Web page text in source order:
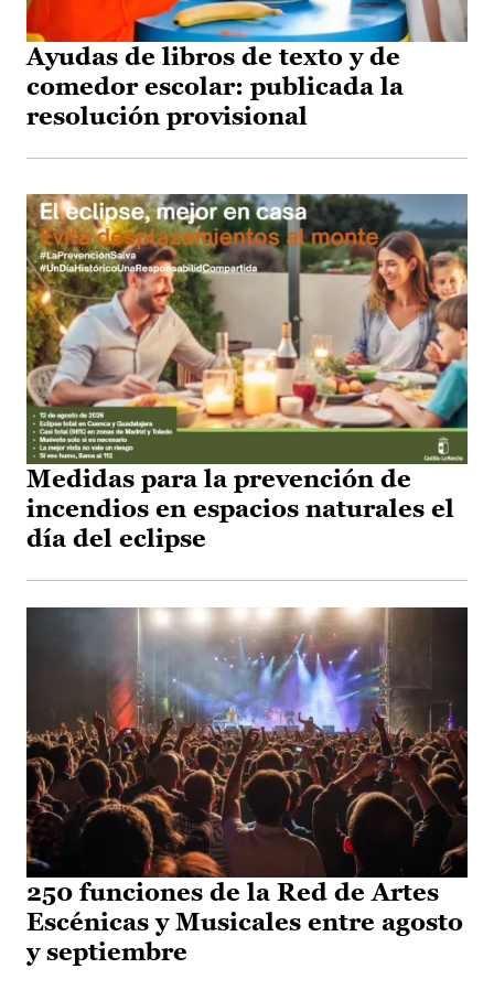
Ayudas de libros de texto y de
comedor escolar: publicada la
resolución provisional
Medidas para la prevención de
incendios en espacios naturales el
día del eclipse
250 funciones de la Red de Artes
Escénicas y Musicales entre agosto
y septiembre